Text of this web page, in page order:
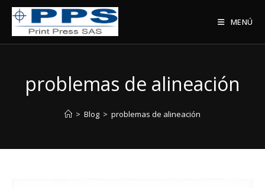
Saltar
contenido
MENÚ
problemas de alineación
> Blog > problemas de alineación